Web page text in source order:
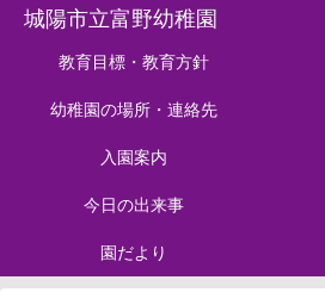
城陽市立富野幼稚園
教育目標・教育方針
幼稚園の場所・連絡先
入園案内
今日の出来事
園だより